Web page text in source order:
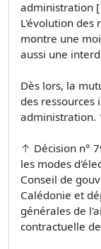
administration
L'évolution des
montre une
aussi une
Dès lors, la
des ressources
administration.
↑ Décision n°
les modes
Conseil de
Calédonie et
générales de
contractuelle